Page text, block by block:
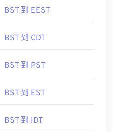
BST 到 EEST
BST 到 CDT
BST 到 PST
BST 到 EST
BST 到 IDT